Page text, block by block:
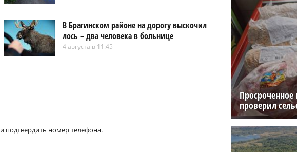
В Брагинском районе на дорогу выскочил
лось – два человека в больнице
4 августа в 11:45
и подтвердить номер телефона.
проверил